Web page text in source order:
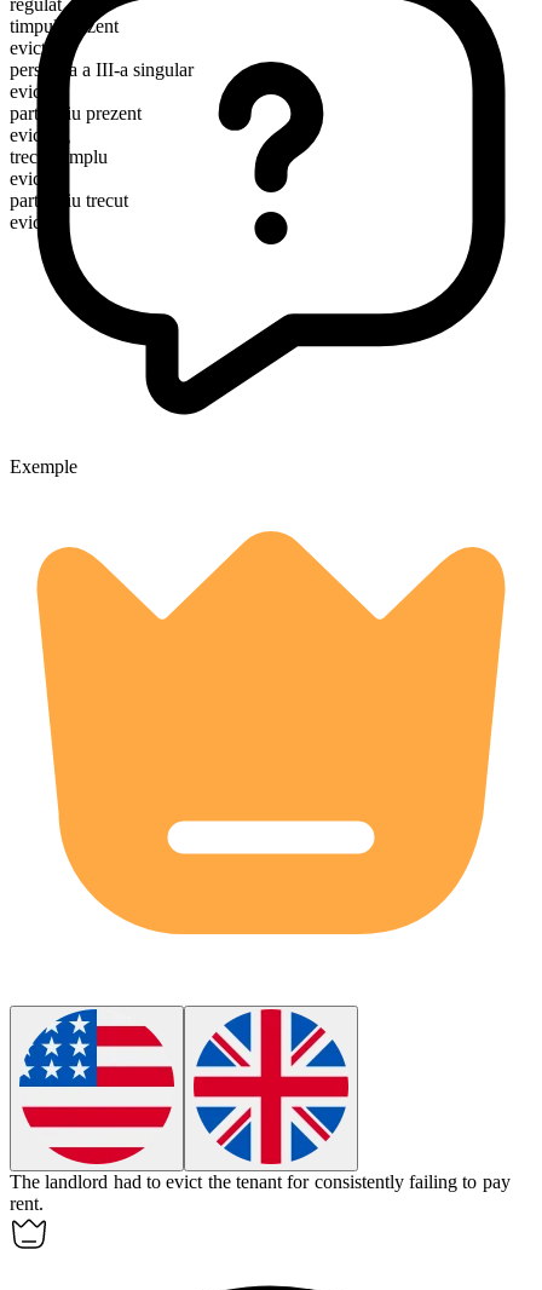
regulat
timpul prezent
evict
persoana a III-a singular
evicts
participiu prezent
evicting
trecut simplu
evicted
participiu trecut
evicted
Exemple
The landlord had toevict the tenant for consistently failing to pay
rent.